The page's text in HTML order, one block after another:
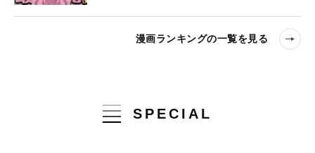
漫画ランキングの一覧を見る
SPECIAL